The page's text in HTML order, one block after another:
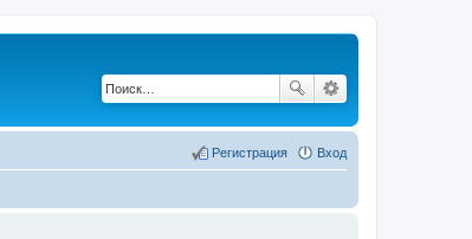
Вход
Регистрация